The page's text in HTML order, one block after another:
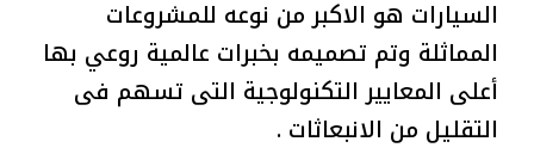
السيارات هو الاكبر من نوعه للمشروعات
المماثلة وتم تصميمه بخبرات عالمية روعي بها
أعلى المعايير التكنولوجية التى تسهم فى
التقليل من الانبعاثات .